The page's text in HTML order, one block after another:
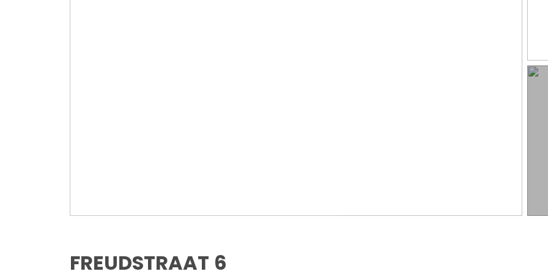
FREUDSTRAAT 6